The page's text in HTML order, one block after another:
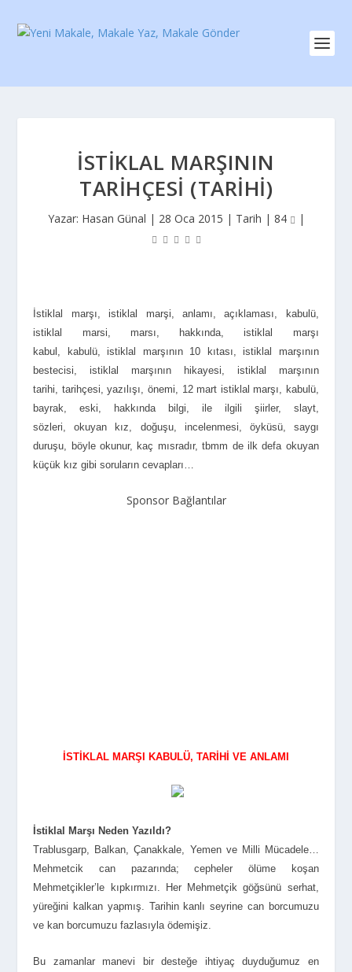
İSTIKLAL MARŞININ
TARIHÇESI (TARIHI)
Yazar: Hasan Günal | 28 Oca 2015 | Tarih | 84 |
İstiklal marşı, istiklal marşi, anlamı, açıklaması, kabulü,
istiklal marsi, marsı, hakkında, istiklal marşı
kabul, kabulü, istiklal marşının 10 kıtası, istiklal marşının
bestecisi, istiklal marşının hikayesi, istiklal marşının
tarihi, tarihçesi, yazılışı, önemi, 12 mart istiklal marşı, kabulü,
bayrak, eski, hakkında bilgi, ile ilgili şiirler, slayt,
sözleri, okuyan kız, doğuşu, incelenmesi, öyküsü, saygı
duruşu, böyle okunur, kaç mısradır, tbmm de ilk defa okuyan
küçük kız gibi soruların cevapları…
Sponsor Bağlantılar
İSTİKLAL MARŞI KABULÜ, TARİHİ VE ANLAMI
İstiklal Marşı Neden Yazıldı?
Trablusgarp, Balkan, Çanakkale, Yemen ve Milli Mücadele…
Mehmetcik can pazarında; cepheler ölüme koşan
Mehmetçikler’le kıpkırmızı. Her Mehmetçik göğsünü serhat,
yüreğini kalkan yapmış. Tarihin kanlı seyrine can borcumuzu
ve kan borcumuzu fazlasıyla ödemişiz.
Bu zamanlar manevi bir desteğe ihtiyaç duyduğumuz en